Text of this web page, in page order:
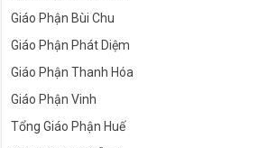
Giáo Phận Bùi Chu
Giáo Phận Phát Diệm
Giáo Phận Thanh Hóa
Giáo Phận Vinh
Tổng Giáo Phận Huế